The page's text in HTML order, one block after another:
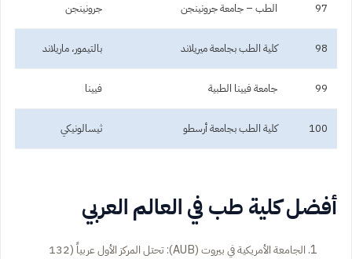
97 الطب – جامعة جرونينجن جرونينجن
98 كلية الطب بجامعة ميريلاند بالتيمور، ماريلاند
99 جامعة فيينا الطبية فيينا
100 كلية الطب بجامعة أرسطو ثيسالونيكي
أفضل كلية طب في العالم العربي
الجامعة الأمريكية في بيروت (AUB): تحتل المركز الأول عربياً (132